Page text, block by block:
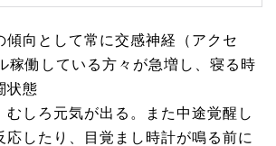
傾向として常に交感神経（アクセ
稼働している方々が急増し、寝る時
状態
むしろ元気が出る。また中途覚醒し
応したり、目覚まし時計が鳴る前に